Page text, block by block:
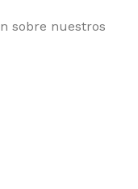
sobre nuestros